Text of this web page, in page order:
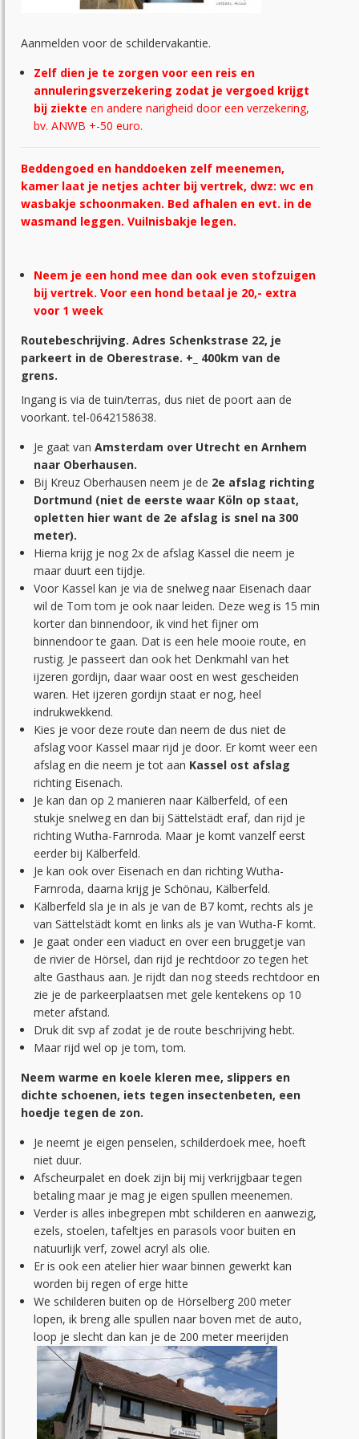
Aanmelden voor de schildervakantie.
Zelf dien je te zorgen voor een reis en
annuleringsverzekering zodat je vergoed krijgt
bij ziekte en andere narigheid door een verzekering,
bv. ANWB +-50 euro.
Beddengoed en handdoeken zelf meenemen,
kamer laat je netjes achter bij vertrek, dwz: wc en
wasbakje schoonmaken. Bed afhalen en evt. in de
wasmand leggen. Vuilnisbakje legen.
Neem je een hond mee dan ook even stofzuigen
bij vertrek. Voor een hond betaal je 20,- extra
voor 1 week
Routebeschrijving. Adres Schenkstrase 22, je
parkeert in de Oberestrase. +_ 400km van de
grens.
Ingang is via de tuin/terras, dus niet de poort aan de
voorkant. tel-0642158638.
Je gaat van Amsterdam over Utrecht en Arnhem
naar Oberhausen.
Bij Kreuz Oberhausen neem je de 2e afslag richting
Dortmund (niet de eerste waar Köln op staat,
opletten hier want de 2e afslag is snel na 300
meter).
Hierna krijg je nog 2x de afslag Kassel die neem je
maar duurt een tijdje.
Voor Kassel kan je via de snelweg naar Eisenach daar
wil de Tom tom je ook naar leiden. Deze weg is 15 min
korter dan binnendoor, ik vind het fijner om
binnendoor te gaan. Dat is een hele mooie route, en
rustig. Je passeert dan ook het Denkmahl van het
ijzeren gordijn, daar waar oost en west gescheiden
waren. Het ijzeren gordijn staat er nog, heel
indrukwekkend.
Kies je voor deze route dan neem de dus niet de
afslag voor Kassel maar rijd je door. Er komt weer een
afslag en die neem je tot aan Kassel ost afslag
richting Eisenach.
Je kan dan op 2 manieren naar Kälberfeld, of een
stukje snelweg en dan bij Sättelstädt eraf, dan rijd je
richting Wutha-Farnroda. Maar je komt vanzelf eerst
eerder bij Kälberfeld.
Je kan ook over Eisenach en dan richting Wutha-
Farnroda, daarna krijg je Schönau, Kälberfeld.
Kälberfeld sla je in als je van de B7 komt, rechts als je
van Sättelstädt komt en links als je van Wutha-F komt.
Je gaat onder een viaduct en over een bruggetje van
de rivier de Hörsel, dan rijd je rechtdoor zo tegen het
alte Gasthaus aan. Je rijdt dan nog steeds rechtdoor en
zie je de parkeerplaatsen met gele kentekens op 10
meter afstand.
Druk dit svp af zodat je de route beschrijving hebt.
Maar rijd wel op je tom, tom.
Neem warme en koele kleren mee, slippers en
dichte schoenen, iets tegen insectenbeten, een
hoedje tegen de zon.
Je neemt je eigen penselen, schilderdoek mee, hoeft
niet duur.
Afscheurpalet en doek zijn bij mij verkrijgbaar tegen
betaling maar je mag je eigen spullen meenemen.
Verder is alles inbegrepen mbt schilderen en aanwezig,
ezels, stoelen, tafeltjes en parasols voor buiten en
natuurlijk verf, zowel acryl als olie.
Er is ook een atelier hier waar binnen gewerkt kan
worden bij regen of erge hitte
We schilderen buiten op de Hörselberg 200 meter
lopen, ik breng alle spullen naar boven met de auto,
loop je slecht dan kan je de 200 meter meerijden